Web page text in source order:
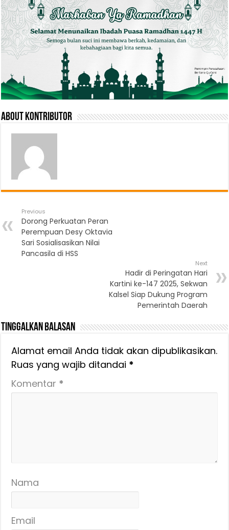
About Kontributor
Previous
Dorong Perkuatan Peran
Perempuan Desy Oktavia
Sari Sosialisasikan Nilai
Pancasila di HSS
Next
Hadir di Peringatan Hari
Kartini ke-147 2025, Sekwan
Kalsel Siap Dukung Program
Pemerintah Daerah
Tinggalkan Balasan
Alamat email Anda tidak akan dipublikasikan.
Ruas yang wajib ditandai *
Komentar *
Nama
Email